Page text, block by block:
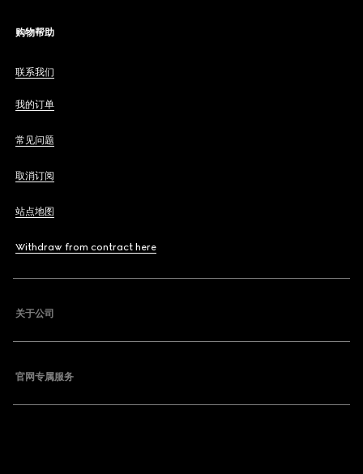
购物帮助
联系我们
我的订单
常见问题
取消订阅
站点地图
Withdraw from contract here
关于公司
官网专属服务